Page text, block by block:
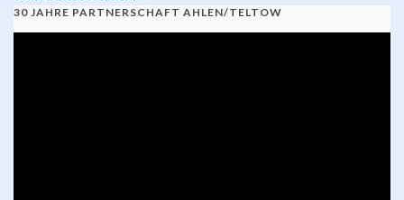
30 JAHRE PARTNERSCHAFT AHLEN/TELTOW